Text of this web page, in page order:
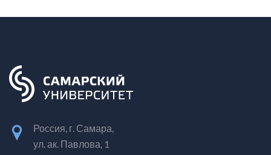
Россия, г. Самара,
ул. ак. Павлова, 1